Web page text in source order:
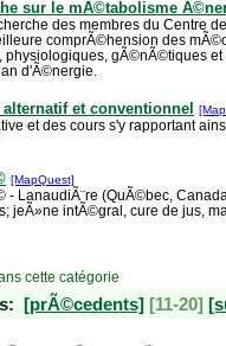
sur le mÃ©tabolisme
des membres du Centre
comprÃ©hension des
physiologiques, gÃ©nÃ©tiques
d'Ã©nergie.
et conventionnel
et des cours s'y rapportant
[MapQuest]
- LanaudiÃ¨re (QuÃ©bec,
jeÃ»ne intÃ©gral, cure de jus,
cette catégorie
[prÃ©cedents] [11-20]